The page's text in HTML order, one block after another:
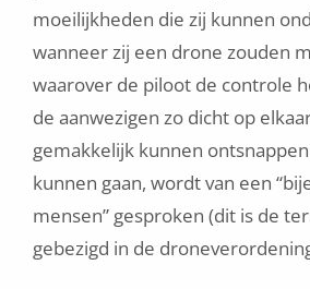
moeilijkheden die zij kunnen
wanneer zij een drone zouden
waarover de piloot de controle
de aanwezigen zo dicht op
gemakkelijk kunnen
kunnen gaan, wordt van een
mensen” gesproken (dit is de
gebezigd in de